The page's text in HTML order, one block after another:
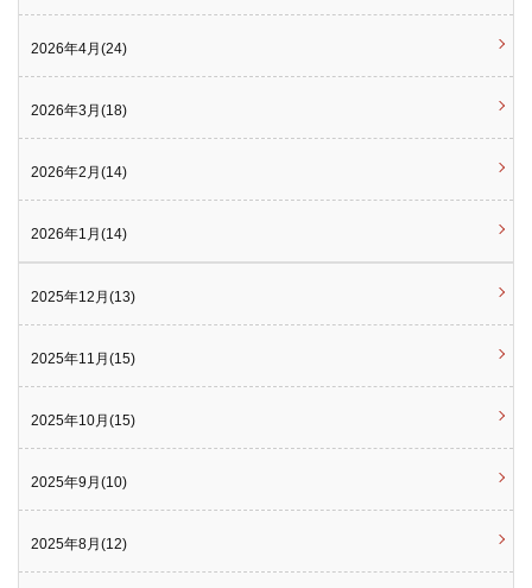
2026年4月(24)
2026年3月(18)
2026年2月(14)
2026年1月(14)
2025年12月(13)
2025年11月(15)
2025年10月(15)
2025年9月(10)
2025年8月(12)